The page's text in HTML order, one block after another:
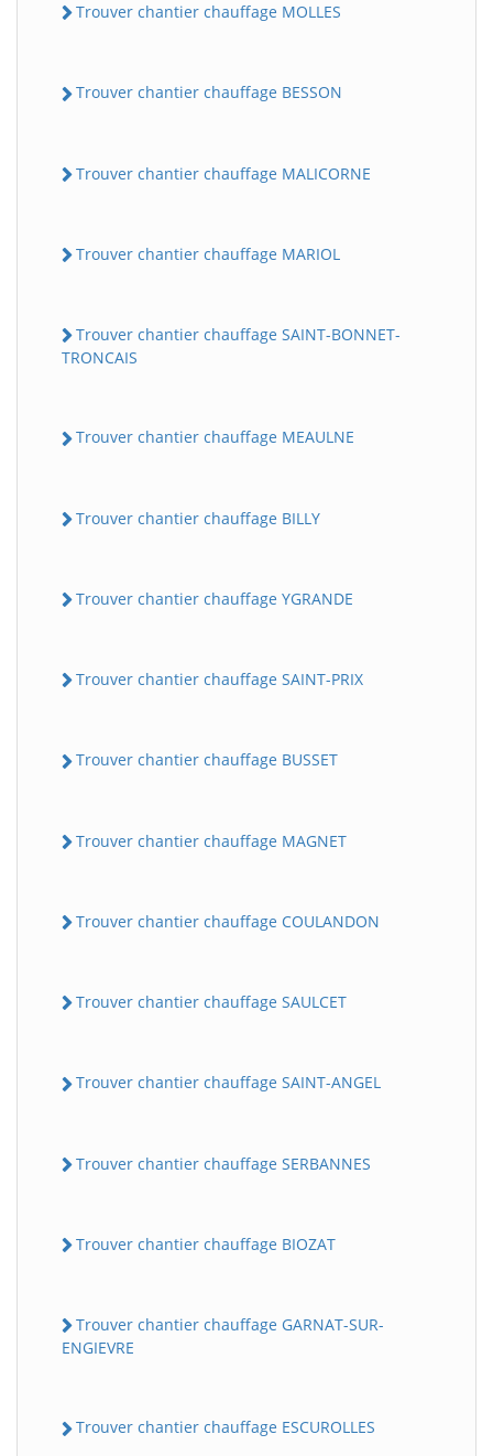
Trouver chantier chauffage MOLLES
Trouver chantier chauffage BESSON
Trouver chantier chauffage MALICORNE
Trouver chantier chauffage MARIOL
Trouver chantier chauffage SAINT-BONNET-
TRONCAIS
Trouver chantier chauffage MEAULNE
Trouver chantier chauffage BILLY
Trouver chantier chauffage YGRANDE
Trouver chantier chauffage SAINT-PRIX
Trouver chantier chauffage BUSSET
Trouver chantier chauffage MAGNET
Trouver chantier chauffage COULANDON
Trouver chantier chauffage SAULCET
Trouver chantier chauffage SAINT-ANGEL
Trouver chantier chauffage SERBANNES
Trouver chantier chauffage BIOZAT
Trouver chantier chauffage GARNAT-SUR-
ENGIEVRE
Trouver chantier chauffage ESCUROLLES